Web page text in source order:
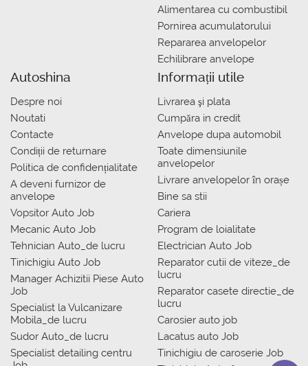
Alimentarea cu combustibil
Pornirea acumulatorului
Repararea anvelopelor
Echilibrare anvelope
Autoshina
Despre noi
Noutati
Contacte
Condiții de returnare
Politica de confidențialitate
A deveni furnizor de
anvelope
Vopsitor Auto Job
Mecanic Auto Job
Tehnician Auto_de lucru
Tinichigiu Auto Job
Manager Achizitii Piese Auto
Job
Specialist la Vulcanizare
Mobila_de lucru
Sudor Auto_de lucru
Specialist detailing centru
Informații utile
Livrarea şi plata
Сumpăra in credit
Anvelope dupa automobil
Toate dimensiunile
anvelopelor
Livrare anvelopelor în orașe
Bine sa stii
Cariera
Program de loialitate
Electrician Auto Job
Reparator cutii de viteze_de
lucru
Reparator casete directie_de
lucru
Carosier auto job
Lacatus auto Job
Tinichigiu de caroserie Job